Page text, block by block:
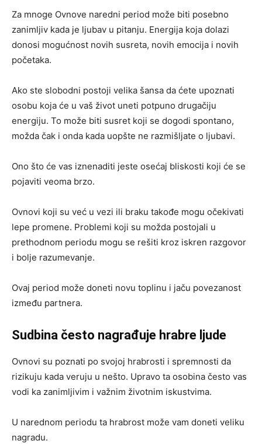
Za mnoge Ovnovе naredni period može biti posebno
zanimljiv kada je ljubav u pitanju. Energija koja dolazi
donosi mogućnost novih susreta, novih emocija i novih
početaka.
Ako ste slobodni postoji velika šansa da ćete upoznati
osobu koja će u vaš život uneti potpuno drugačiju
energiju. To može biti susret koji se dogodi spontano,
možda čak i onda kada uopšte ne razmišljate o ljubavi.
Ono što će vas iznenaditi jeste osećaj bliskosti koji će se
pojaviti veoma brzo.
Ovnovi koji su već u vezi ili braku takođe mogu očekivati
lepe promene. Problemi koji su možda postojali u
prethodnom periodu mogu se rešiti kroz iskren razgovor
i bolje razumevanje.
Ovaj period može doneti novu toplinu i jaču povezanost
između partnera.
Sudbina često nagrađuje hrabre ljude
Ovnovi su poznati po svojoj hrabrosti i spremnosti da
rizikuju kada veruju u nešto. Upravo ta osobina često vas
vodi ka zanimljivim i važnim životnim iskustvima.
U narednom periodu ta hrabrost može vam doneti veliku
nagradu.